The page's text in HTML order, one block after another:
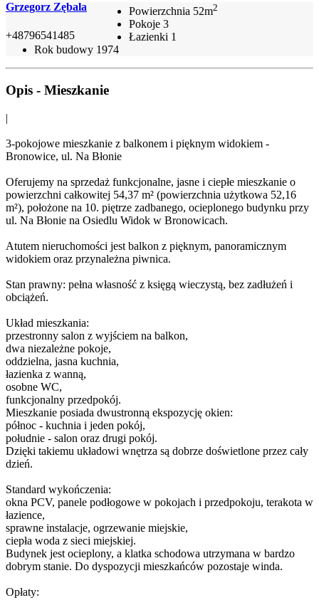
Grzegorz Zębala
+48796541485
Powierzchnia 52m2
Pokoje 3
Łazienki 1
Rok budowy 1974
Opis - Mieszkanie
|
3-pokojowe mieszkanie z balkonem i pięknym widokiem -
Bronowice, ul. Na Błonie
Oferujemy na sprzedaż funkcjonalne, jasne i ciepłe mieszkanie o
powierzchni całkowitej 54,37 m² (powierzchnia użytkowa 52,16
m²), położone na 10. piętrze zadbanego, ocieplonego budynku przy
ul. Na Błonie na Osiedlu Widok w Bronowicach.
Atutem nieruchomości jest balkon z pięknym, panoramicznym
widokiem oraz przynależna piwnica.
Stan prawny: pełna własność z księgą wieczystą, bez zadłużeń i
obciążeń.
Układ mieszkania:
przestronny salon z wyjściem na balkon,
dwa niezależne pokoje,
oddzielna, jasna kuchnia,
łazienka z wanną,
osobne WC,
funkcjonalny przedpokój.
Mieszkanie posiada dwustronną ekspozycję okien:
północ - kuchnia i jeden pokój,
południe - salon oraz drugi pokój.
Dzięki takiemu układowi wnętrza są dobrze doświetlone przez cały
dzień.
Standard wykończenia:
okna PCV, panele podłogowe w pokojach i przedpokoju, terakota w
łazience,
sprawne instalacje, ogrzewanie miejskie,
ciepła woda z sieci miejskiej.
Budynek jest ocieplony, a klatka schodowa utrzymana w bardzo
dobrym stanie. Do dyspozycji mieszkańców pozostaje winda.
Opłaty: